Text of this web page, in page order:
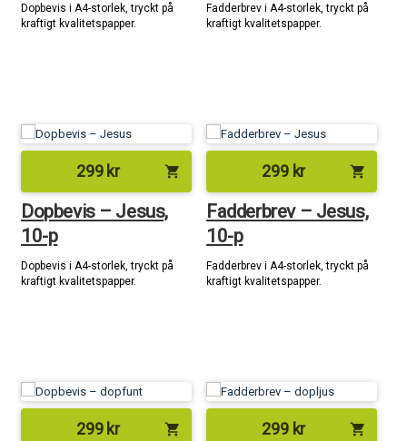
Dopbevis i A4-storlek, tryckt på
kraftigt kvalitetspapper.
Fadderbrev i A4-storlek, tryckt på
kraftigt kvalitetspapper.
299kr shopping_cart
Dopbevis – Jesus,
10-p
Dopbevis i A4-storlek, tryckt på
kraftigt kvalitetspapper.
299 kr shopping_cart
Fadderbrev – Jesus,
10-p
Fadderbrev i A4-storlek, tryckt på
kraftigt kvalitetspapper.
299kr shopping_cart 299 kr shopping_cart